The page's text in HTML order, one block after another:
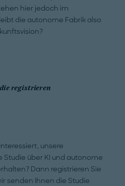
hier jedoch im
die autonome Fabrik also
registrieren
unsere
Studie über KI und autonome
Dann registrieren Sie
senden Ihnen die Studie